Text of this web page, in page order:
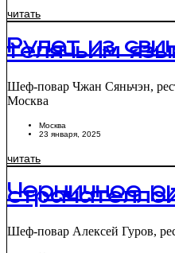
читать
Рулет из
телячьим
Шеф-повар Чжан Сяньчэн,
Москва
Москва
23 января, 2025
читать
Черничное
Шеф-повар Алексей Гуров,